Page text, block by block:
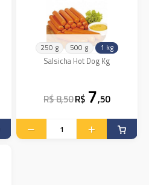
250 g 500 g 1 kg
Salsicha Hot Dog Kg
R$ 8,50R$ 7,50